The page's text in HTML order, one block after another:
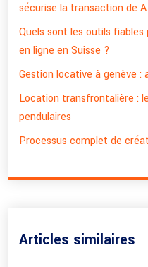
sécurise la transaction de
Quels sont les outils
en ligne en Suisse ?
Gestion locative à genève :
Location transfrontalière :
pendulaires
Processus complet de
Articles similaires